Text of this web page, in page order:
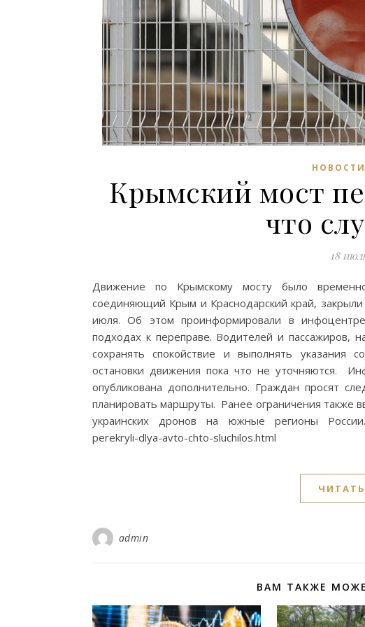
Крымский мост
что
18
Движение по Крымскому мосту было
соединяющий Крым и Краснодарский край,
июля. Об этом проинформировали в
подходах к переправе. Водителей и пассажиров,
сохранять спокойствие и выполнять указания
остановки движения пока что не уточняются.
опубликована дополнительно. Граждан просят
планировать маршруты. Ранее ограничения также
украинских дронов на южные регионы России.
perekryli-dlya-avto-chto-sluchilos.html
admin
ВАМ ТАКЖЕ